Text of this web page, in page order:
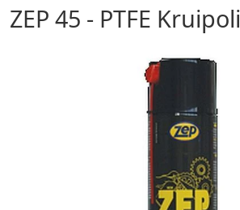
ZEP 45 - PTFE